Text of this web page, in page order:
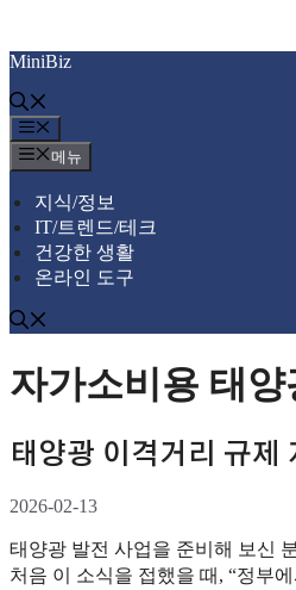
컨
텐
츠
로
건
너
뛰
기
MiniBiz
뉴
메뉴
지식/정보
IT/트렌드/테크
건강한 생활
온라인 도구
자가소비용 태양
태양광 이격거리 규제
2026-02-13
태양광 발전 사업을 준비해 보신
처음 이 소식을 접했을 때, “정부